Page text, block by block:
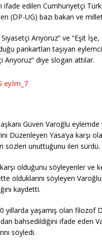
ifade edilen Cumhuriyetçi
(DP-UG) bazı bakan ve
Arıyoruz” ve “Eşit
pankartları taşıyan
Arıyoruz” diye slogan attılar.
Güven Varoğlu
Düzenleyen Yasa’ya karşı
sözleri unuttuğunu ileri sürdü.
olduğunu söyleyenler ve
olduklarını söyleyen
kaydetti.
yıllarda yaşamış olan filozof
bahsedildiğini ifade eden
söyledi.